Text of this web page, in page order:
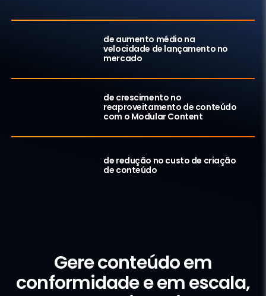
de aumento médio na
velocidade de lançamento no
mercado
de crescimento no
reaproveitamento de conteúdo
com o Modular Content
de redução no custo de criação
de conteúdo
Gere conteúdo em
conformidade e em escala,